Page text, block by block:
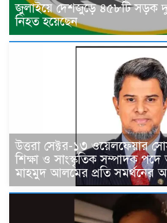
জুলাইয়ে দেশজুড়ে ৪৫৮টি সড়ক
নিহত হয়েছেন
উত্তরা সেক্টর-১৩ ওয়েলফেয়ার
শিক্ষা ও সাংস্কৃতিক সম্পাদক
মাহমুদ আলমের প্রতি সমর্থনের